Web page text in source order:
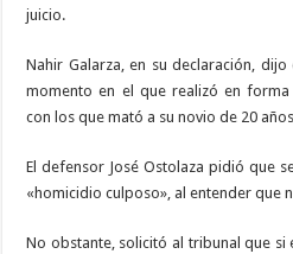
juicio.
Nahir Galarza, en su declaración,
momento en el que realizó en
con los que mató a su novio de 20
El defensor José Ostolaza pidió que
«homicidio culposo», al entender que
No obstante, solicitó al tribunal que si